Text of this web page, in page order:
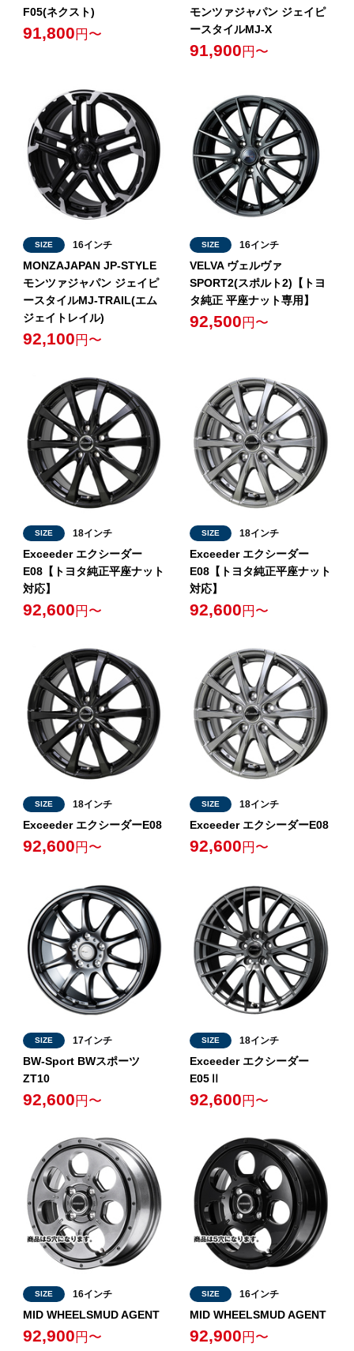
F05(ネクスト)
91,800 円〜
モンツァジャパン ジェイピ
ースタイルMJ-X
91,900 円〜
SIZE 16インチ
MONZAJAPAN JP-STYLE
モンツァジャパン ジェイピ
ースタイルMJ-TRAIL(エム
ジェイトレイル)
92,100 円〜
SIZE 16インチ
VELVA ヴェルヴァ
SPORT2(スポルト2)【トヨ
タ純正 平座ナット専用】
92,500 円〜
SIZE 18インチ
Exceeder エクシーダー
E08【トヨタ純正平座ナット
対応】
92,600 円〜
SIZE 18インチ
Exceeder エクシーダー
E08【トヨタ純正平座ナット
対応】
92,600 円〜
SIZE 18インチ
Exceeder エクシーダーE08
92,600 円〜
SIZE 18インチ
Exceeder エクシーダーE08
92,600 円〜
SIZE 17インチ
BW-Sport BWスポーツ
ZT10
92,600 円〜
SIZE 18インチ
Exceeder エクシーダー
E05Ⅱ
92,600 円〜
SIZE 16インチ
MID WHEELSMUD AGENT
92,900 円〜
SIZE 16インチ
MID WHEELSMUD AGENT
92,900 円〜